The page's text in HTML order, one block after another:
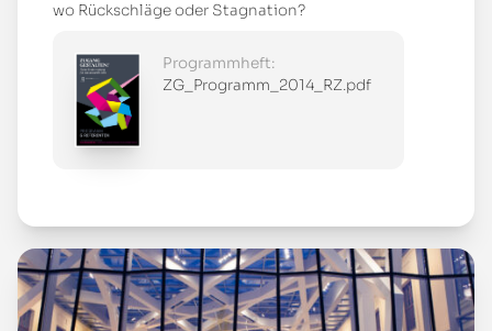
wo Rückschläge oder Stagnation?
Programmheft:
ZG_Programm_2014_RZ.pdf
Mehr